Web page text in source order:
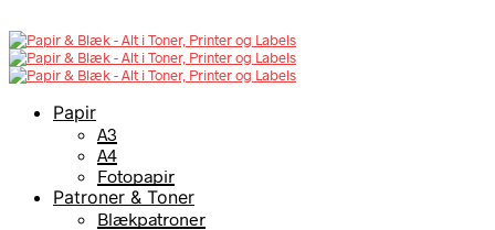
Papir
A3
A4
Fotopapir
Patroner & Toner
Blækpatroner